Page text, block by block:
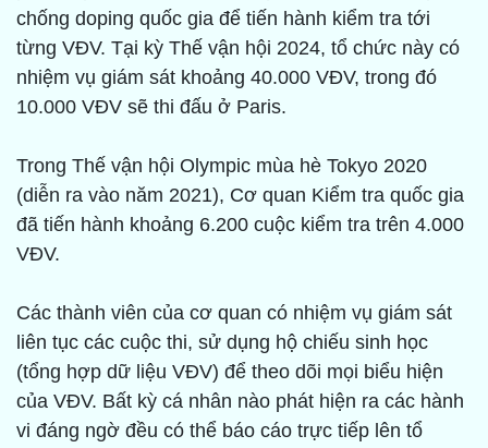
chống doping quốc gia để tiến hành kiểm tra tới
từng VĐV. Tại kỳ Thế vận hội 2024, tổ chức này có
nhiệm vụ giám sát khoảng 40.000 VĐV, trong đó
10.000 VĐV sẽ thi đấu ở Paris.
Trong Thế vận hội Olympic mùa hè Tokyo 2020
(diễn ra vào năm 2021), Cơ quan Kiểm tra quốc gia
đã tiến hành khoảng 6.200 cuộc kiểm tra trên 4.000
VĐV.
Các thành viên của cơ quan có nhiệm vụ giám sát
liên tục các cuộc thi, sử dụng hộ chiếu sinh học
(tổng hợp dữ liệu VĐV) để theo dõi mọi biểu hiện
của VĐV. Bất kỳ cá nhân nào phát hiện ra các hành
vi đáng ngờ đều có thể báo cáo trực tiếp lên tổ